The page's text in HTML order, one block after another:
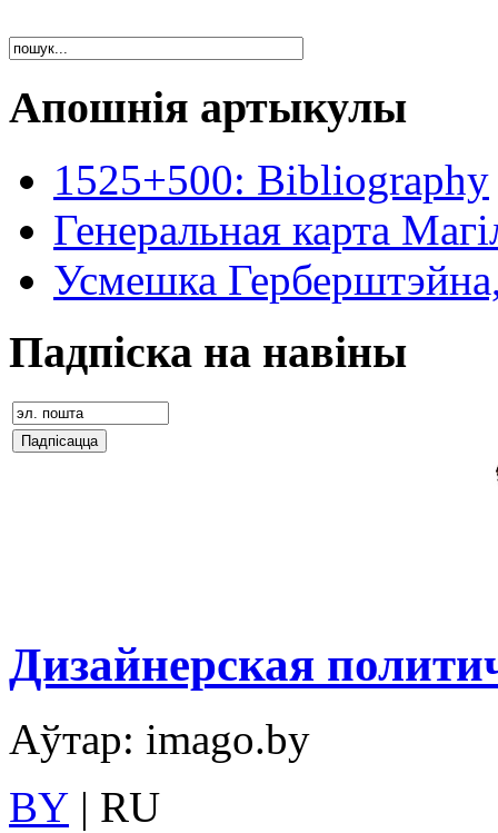
Апошнія артыкулы
1525+500: Bibliography
Генеральная карта
Усмешка
Падпіска на навіны
Дизайнерская
Аўтар: imago.by
BY | RU